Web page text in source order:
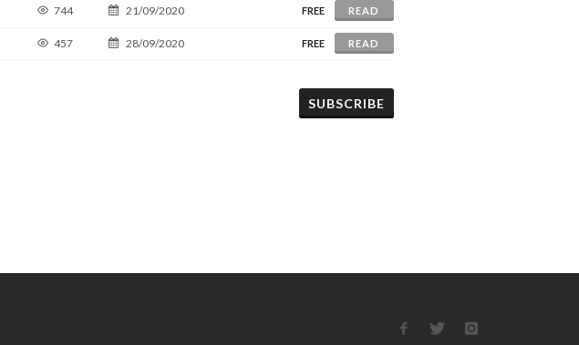
744 21/09/2020 FREE READ
457 28/09/2020 FREE READ
SUBSCRIBE